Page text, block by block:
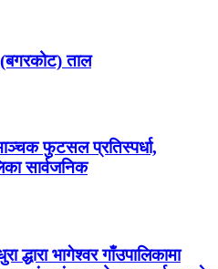
ताल
फुटसल प्रतिस्पर्धा,
सार्वजनिक
भागेश्वर गाँउपालिकामा